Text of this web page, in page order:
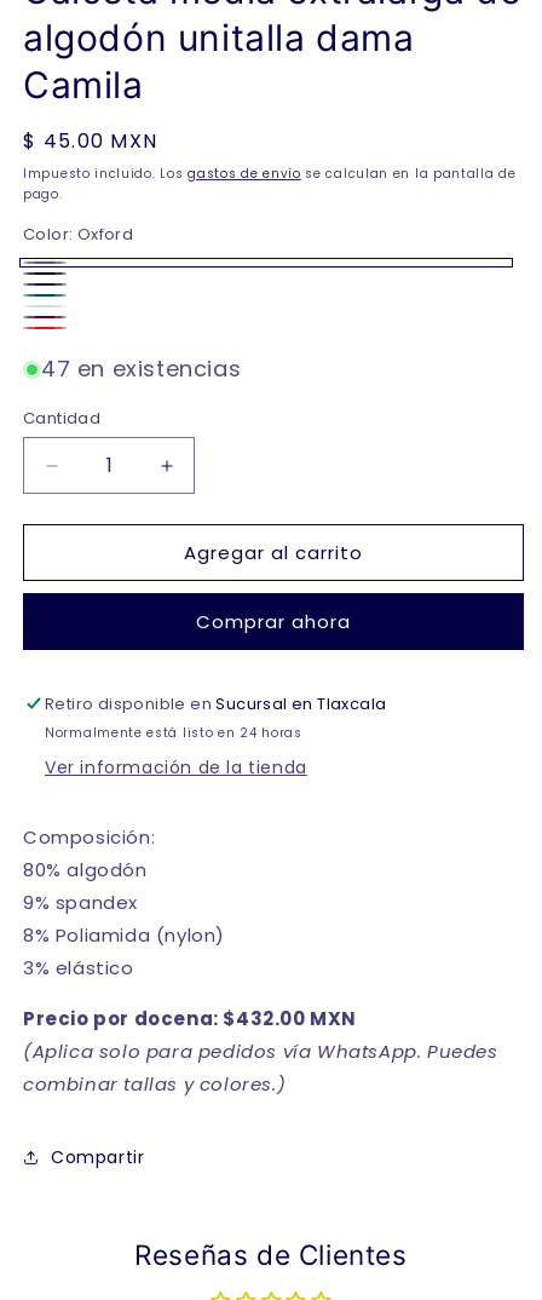
algodón unitalla dama
Camila
Precio
habitual
$ 45.00 MXN
Impuesto incluido. Losgastos de envío se calculan en la pantalla de
pago.
Color: Oxford
Oxford
Negro
Marino
Verde
Blanco
Vino
47 en existencias
Cantidad
Reducir
cantidad
para
media
algodón
dama
Camila
Aumentar
cantidad
para
Calceta
media
algodón
dama
Camila
Agregar al carrito
Comprar ahora
Retiro disponible enSucursal en Tlaxcala
Normalmente está listo en 24 horas
Ver información de la tienda
Composición:
80% algodón
9% spandex
8% Poliamida (nylon)
3% elástico
Precio por docena: $432.00 MXN
(Aplica solo para pedidos vía WhatsApp. Puedes
combinar tallas y colores.)
Compartir
Reseñas de Clientes